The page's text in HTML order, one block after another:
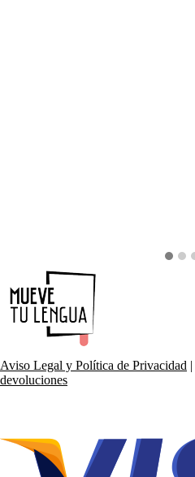
Aviso Legal y Política de Privacidad |
devoluciones